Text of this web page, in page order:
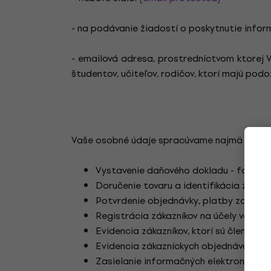
- na podávanie žiadostí o poskytnutie
- emailová adresa, prostredníctvom ktorej
študentov, učiteľov, rodičov, ktorí majú
Vaše osobné údaje spracúvame najmä na
Vystavenie daňového dokladu -
Doručenie tovaru a identifikácia
Potvrdenie objednávky, platby za
Registrácia zákazníkov na účely
Evidencia zákazníkov, ktorí sú členmi
Evidencia zákazníckych objednávok
Zasielanie informačných